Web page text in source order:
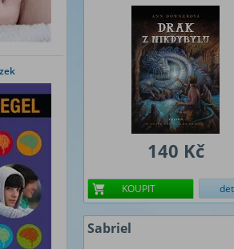
140 Kč
KOUPIT
Sabriel